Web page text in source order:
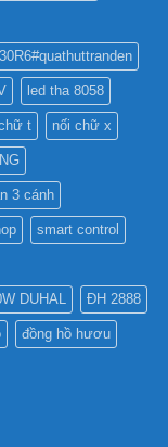
led tha 8058
t nối chữ x
3 cánh
smart control
DUHAL ĐH 2888
đồng hồ hươu